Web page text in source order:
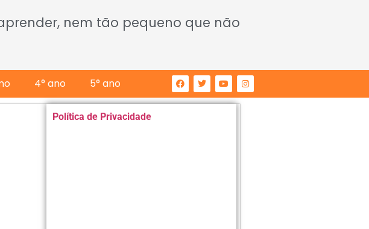
nem tão pequeno que não
4° ano 5° ano
Política de Privacidade